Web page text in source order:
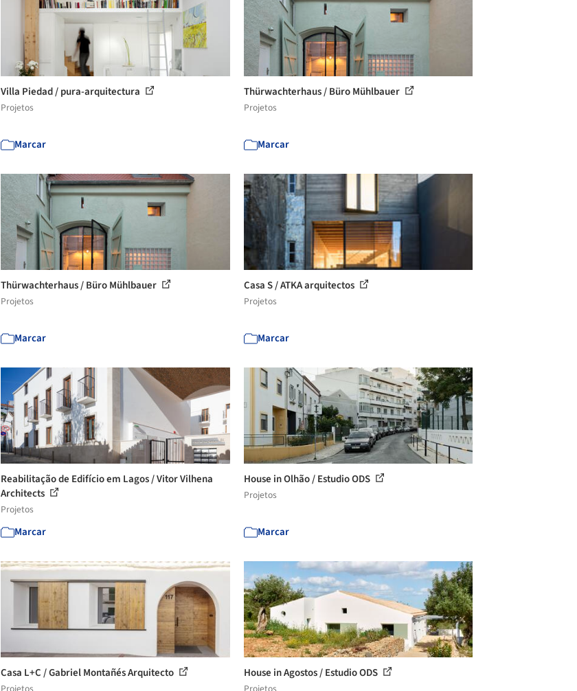
Villa Piedad / pura-arquitectura
Projetos
Marcar
Thürwachterhaus / Büro Mühlbauer
Projetos
Marcar
Thürwachterhaus / Büro Mühlbauer
Projetos
Marcar
Casa S / ATKA arquitectos
Projetos
Marcar
Reabilitação de Edifício em Lagos / Vitor Vilhena
Architects
Projetos
Marcar
House in Olhão / Estudio ODS
Projetos
Marcar
Casa L+C / Gabriel Montañés Arquitecto House in Agostos / Estudio ODS